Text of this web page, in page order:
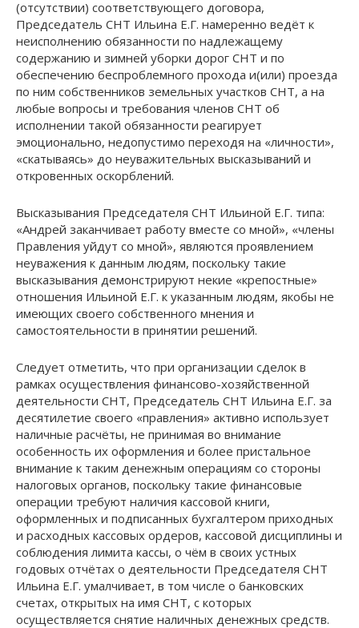
(отсутствии) соответствующего договора,
Председатель СНТ Ильина Е.Г. намеренно ведёт к
неисполнению обязанности по надлежащему
содержанию и зимней уборки дорог СНТ и по
обеспечению беспроблемного прохода и(или) проезда
по ним собственников земельных участков СНТ, а на
любые вопросы и требования членов СНТ об
исполнении такой обязанности реагирует
эмоционально, недопустимо переходя на «личности»,
«скатываясь» до неуважительных высказываний и
откровенных оскорблений.
Высказывания Председателя СНТ Ильиной Е.Г. типа:
«Андрей заканчивает работу вместе со мной», «члены
Правления уйдут со мной», являются проявлением
неуважения к данным людям, поскольку такие
высказывания демонстрируют некие «крепостные»
отношения Ильиной Е.Г. к указанным людям, якобы не
имеющих своего собственного мнения и
самостоятельности в принятии решений.
Следует отметить, что при организации сделок в
рамках осуществления финансово-хозяйственной
деятельности СНТ, Председатель СНТ Ильина Е.Г. за
десятилетие своего «правления» активно использует
наличные расчёты, не принимая во внимание
особенность их оформления и более пристальное
внимание к таким денежным операциям со стороны
налоговых органов, поскольку такие финансовые
операции требуют наличия кассовой книги,
оформленных и подписанных бухгалтером приходных
и расходных кассовых ордеров, кассовой дисциплины и
соблюдения лимита кассы, о чём в своих устных
годовых отчётах о деятельности Председателя СНТ
Ильина Е.Г. умалчивает, в том числе о банковских
счетах, открытых на имя СНТ, с которых
осуществляется снятие наличных денежных средств.